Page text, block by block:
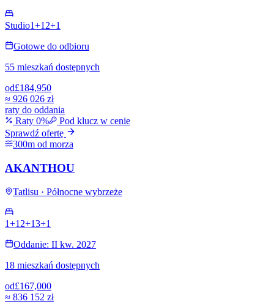
Studio1+1 2+1
Gotowe do odbioru
55 mieszkań dostępnych
od£184,950
≈ 926 026 zł
raty do oddania
Raty 0%
Pod klucz w cenie
Sprawdź ofertę
300m od morza
AKANTHOU
Tatlisu · Północne wybrzeże
1+1 2+13+1
Oddanie: II kw. 2027
18 mieszkań dostępnych
od£167,000
≈ 836 152 zł